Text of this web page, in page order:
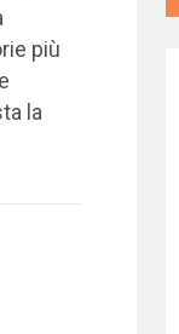
più
la